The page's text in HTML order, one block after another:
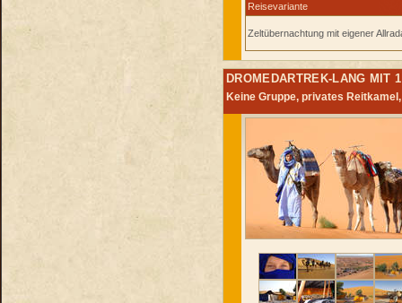
Reisevariante
Zeltübernachtung mit eigener
DROMEDARTREK-LANG MIT
Keine Gruppe, privates